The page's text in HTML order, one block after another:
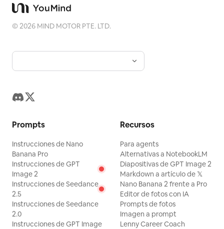
©2026 MIND MOTOR PTE. LTD.
Prompts
Instrucciones de Nano
Banana Pro
Instrucciones de GPT
Image 2
Instrucciones de Seedance
2.5
Instrucciones de Seedance
2.0
Instrucciones de GPT Image
Recursos
Para agents
Alternativas a NotebookLM
Diapositivas de GPT Image 2
Markdown a artículo de 𝕏
Nano Banana 2 frente a Pro
Editor de fotos con IA
Prompts de fotos
Imagen a prompt
Lenny Career Coach